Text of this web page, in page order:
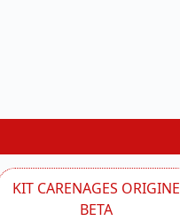
KIT CARENAGES ORIGINE
BETA